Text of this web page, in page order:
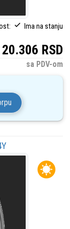
Ima na stanju
20.306 RSD
sa PDV-om